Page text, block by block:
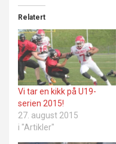
Relatert
Vi tar en kikk på U19-
serien 2015!
27. august 2015
i "Artikler"